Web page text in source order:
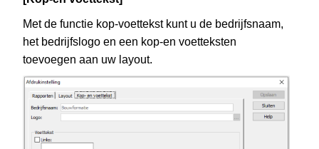
Met de functie kop-voettekst kunt u de bedrijfsnaam,
het bedrijfslogo en een kop-en voetteksten
toevoegen aan uw layout.